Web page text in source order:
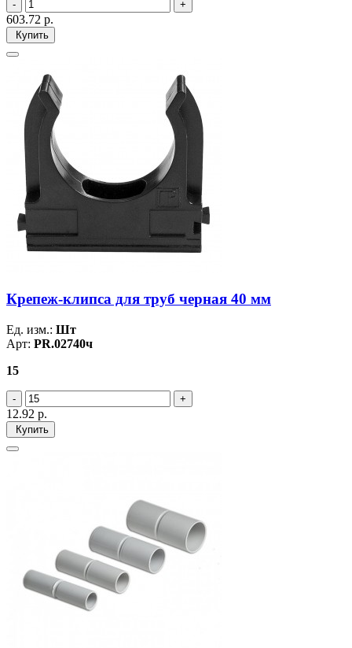
603.72 р.
Купить
Крепеж-клипса для труб черная 40 мм
Ед. изм.: Шт
Арт: PR.02740ч
15
12.92 р.
Купить